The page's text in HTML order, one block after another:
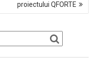
proiectului QFORTE